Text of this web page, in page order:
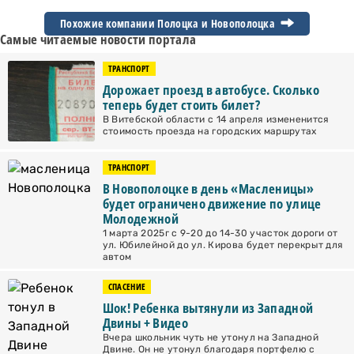
Похожие компании Полоцка и Новополоцка
Самые читаемые новости портала
ТРАНСПОРТ
Дорожает проезд в автобусе. Сколько
теперь будет стоить билет?
В Витебской области с 14 апреля измененится
стоимость проезда на городских маршрутах
ТРАНСПОРТ
В Новополоцке в день «Масленицы»
будет ограничено движение по улице
Молодежной
1 марта 2025г с 9-20 до 14-30 участок дороги от
ул. Юбилейной до ул. Кирова будет перекрыт для
автом
СПАСЕНИЕ
Шок! Ребенка вытянули из Западной
Двины + Видео
Вчера школьник чуть не утонул на Западной
Двине. Он не утонул благодаря портфелю с